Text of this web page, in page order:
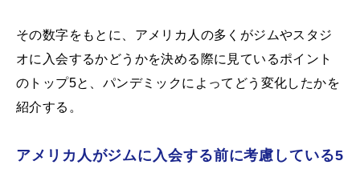
その数字をもとに、アメリカ人の多くがジムやスタジ
オに入会するかどうかを決める際に見ているポイント
のトップ5と、パンデミックによってどう変化したかを
紹介する。
アメリカ人がジムに入会する前に考慮している5